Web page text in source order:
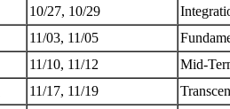
10/27, 10/29
11/03, 11/05
11/10, 11/12
Mid-
11/17, 11/19